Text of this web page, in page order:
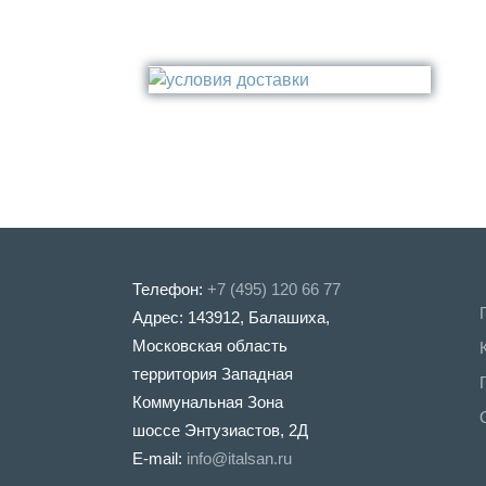
Стакан
Туалетный ёрш
Медь
Никель
Телефон: +7 (495) 120 66 77
Адрес: 143912, Балашиха,
Московская область
территория Западная
Коммунальная Зона
шоссе Энтузиастов, 2Д
E-mail: info@italsan.ru